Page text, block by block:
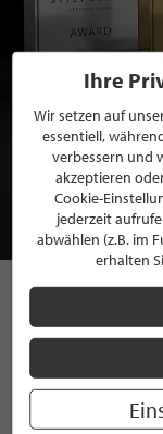
Ihre
Wir setzen auf
essentiell,
verbessern und
akzeptieren
Cookie-
jederzeit
abwählen (z.B. im
erhalten